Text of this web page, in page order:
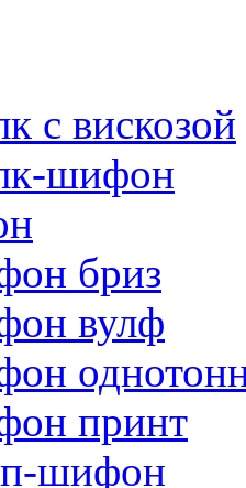
с вискозой
шифон
бриз
вулф
принт
шифон